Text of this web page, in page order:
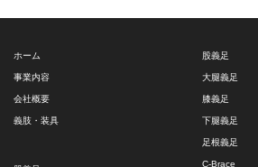
ホーム
事業内容
会社概要
義肢・装具
股義足
大腿義足
膝義足
下腿義足
足根義足
C-Brace